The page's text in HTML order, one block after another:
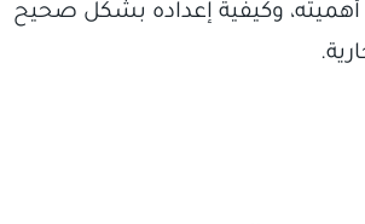
وكيفية إعداده بشكل صحيح